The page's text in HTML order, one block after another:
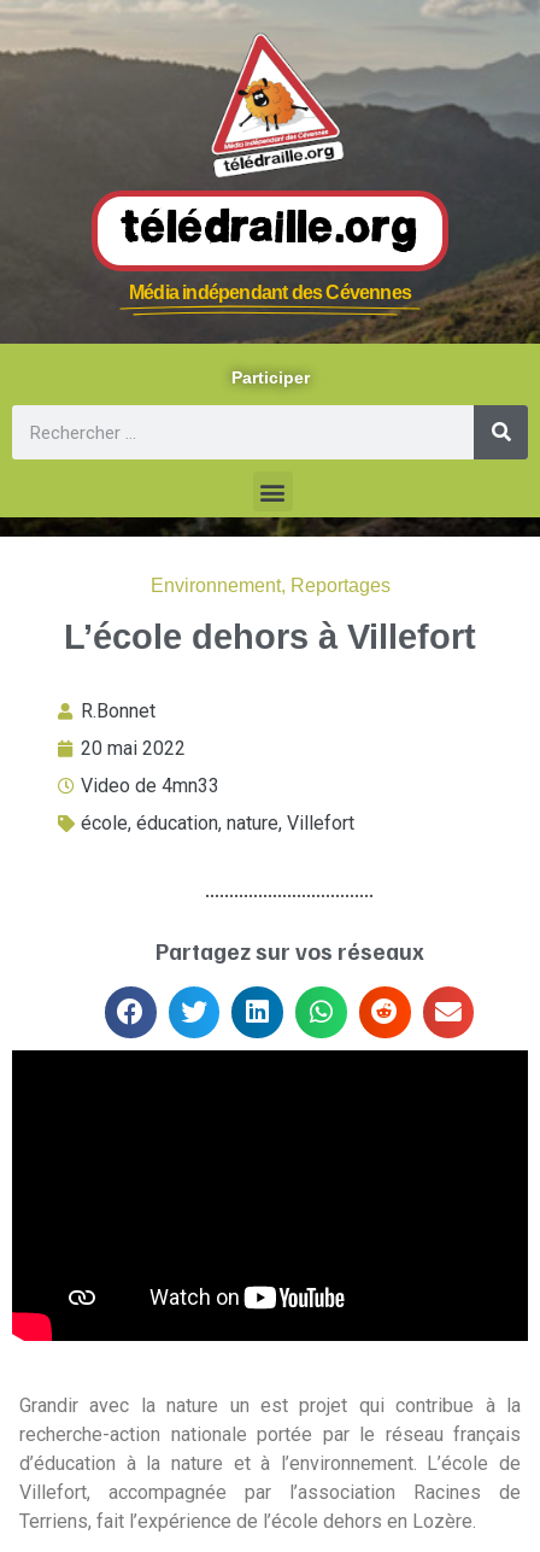
Télédraille.org
Média indépendant des Cévennes
Participer
Environnement, Reportages
L’école dehors à Villefort
Grandir avec la nature un est projet qui contribue à la
recherche-action nationale portée par le réseau français
d’éducation à la nature et à l’environnement. L’école de
Villefort, accompagnée par l’association Racines de
Terriens, fait l’expérience de l’école dehors en Lozère.
R.Bonnet
20 mai 2022
Video de 4mn33
école, éducation, nature, Villefort
Partagez sur vos réseaux